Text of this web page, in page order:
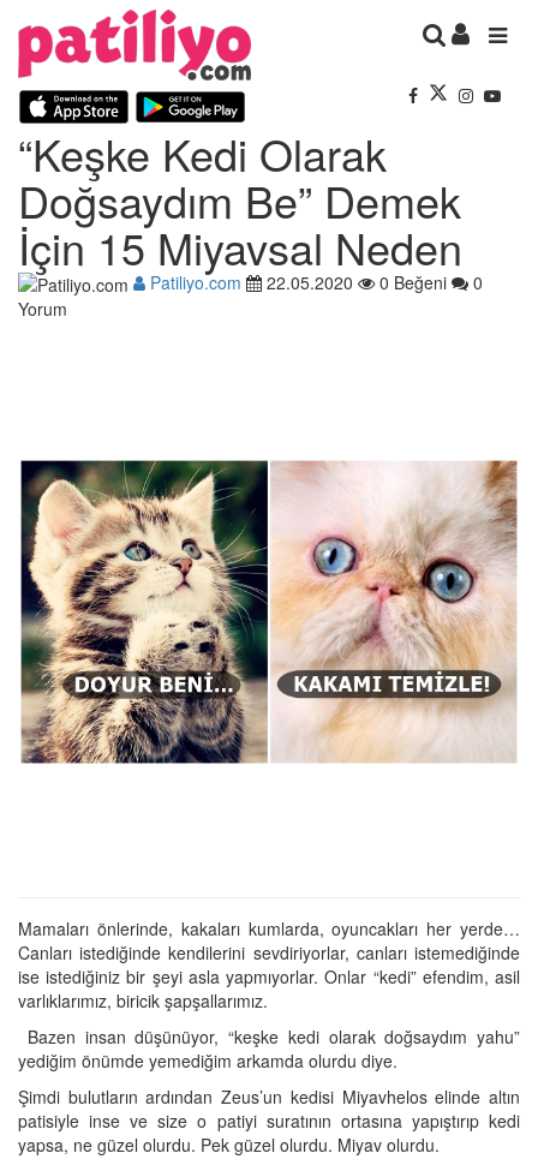
“Keşke Kedi Olarak
Doğsaydım Be” Demek
İçin 15 Miyavsal Neden
Patiliyo.com 22.05.2020 0 Beğeni
0
Yorum
Mamaları önlerinde, kakaları kumlarda, oyuncakları her yerde…
Canları istediğinde kendilerini sevdiriyorlar, canları istemediğinde
ise istediğiniz bir şeyi asla yapmıyorlar. Onlar “kedi” efendim, asil
varlıklarımız, biricik şapşallarımız.
Bazen insan düşünüyor, “keşke kedi olarak doğsaydım yahu”
yediğim önümde yemediğim arkamda olurdu diye.
Şimdi bulutların ardından Zeus’un kedisi Miyavhelos elinde altın
patisiyle inse ve size o patiyi suratının ortasına yapıştırıp kedi
yapsa, ne güzel olurdu. Pek güzel olurdu. Miyav olurdu.